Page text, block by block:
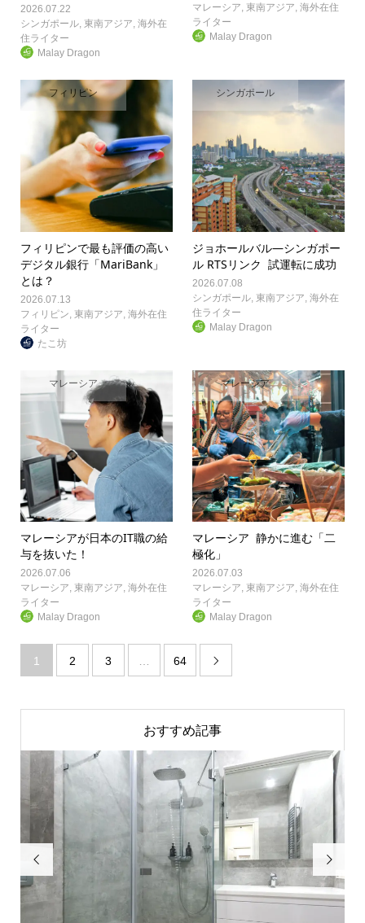
2026.07.22
シンガポール, 東南アジア, 海外在
住ライター
Malay Dragon
マレーシア, 東南アジア,海外在住
ライター
Malay Dragon
フィリピン
フィリピンで最も評価の高い
デジタル銀行「MariBank」
とは？
2026.07.13
フィリピン 東南アジア 海外在住
ライター
たこ坊
シンガポール
ジョホールバル―シンガポー
ル RTSリンク 試運転に成功
2026.07.08
シンガポール 東南アジア ,海外在
住ライター
Malay Dragon
マレーシア
マレーシアが日本のIT職の給
与を抜いた！
2026.07.06
マレーシア, 東南アジア, 海外在住
ライター
Malay Dragon
マレーシア
マレーシア 静かに進む「二
極化」
2026.07.03
マレーシア, 東南アジア,海外在住
ライター
Malay Dragon
1 2 3 … 64 
おすすめ記事
 